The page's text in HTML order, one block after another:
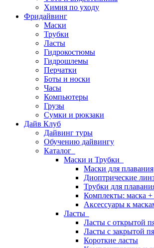
Химия по уходу
Фридайвинг
Маски
Трубки
Ласты
Гидрокостюмы
Гидрошлемы
Перчатки
Боты и носки
Часы
Компьютеры
Грузы
Сумки и рюкзаки
Дайв Клуб
Дайвинг туры
Обучению дайвингу
Каталог
Маски и Трубки
Маски для плавания
Диоптрические
Трубки для
Комплекты: маска +
Аксессуары к
Ласты
Ласты с открытой
Ласты с закрытой
Короткие ласты